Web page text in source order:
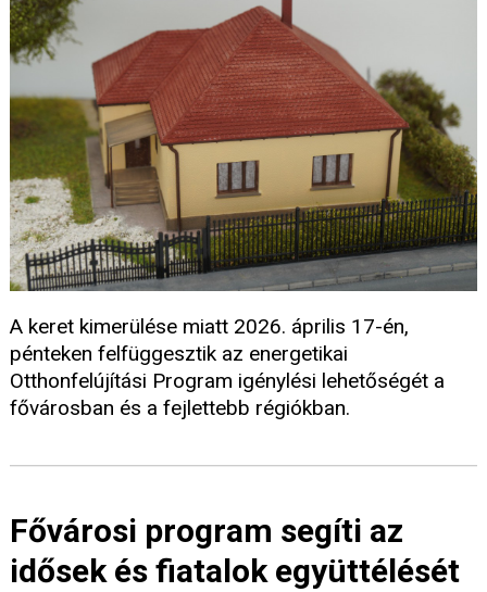
A keret kimerülése miatt 2026. április 17-én,
pénteken felfüggesztik az energetikai
Otthonfelújítási Program igénylési lehetőségét a
fővárosban és a fejlettebb régiókban.
Fővárosi program segíti az
idősek és fiatalok együttélését